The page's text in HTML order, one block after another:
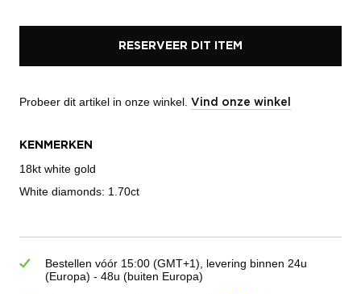
RESERVEER DIT ITEM
Probeer dit artikel in onze winkel. Vind onze winkel
KENMERKEN
18kt white gold
White diamonds: 1.70ct
Bestellen vóór 15:00 (GMT+1), levering binnen 24u
(Europa) - 48u (buiten Europa)